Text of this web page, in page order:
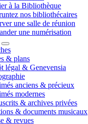
à la Bibliothèque
nos bibliothécaires
une salle de réunion
une numérisation
& plans
légal & Genevensia
anciens & précieux
modernes
& archives privées
& documents musicaux
& revues